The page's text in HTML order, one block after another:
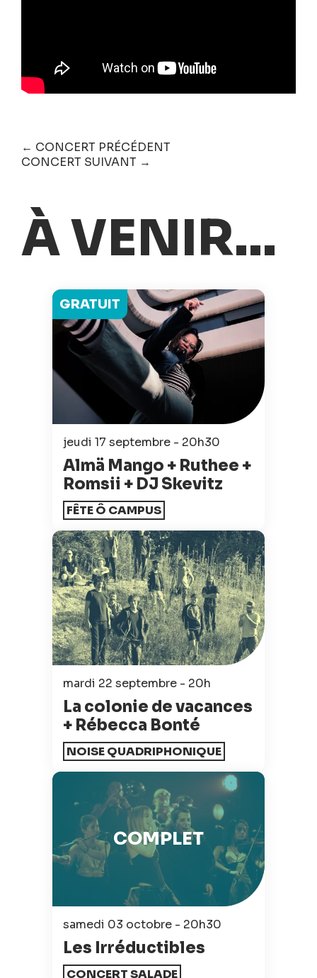
← CONCERT PRÉCÉDENT
CONCERT SUIVANT →
À VENIR...
jeudi 17 septembre - 20h30
Almä Mango + Ruthee +
Romsii + DJ Skevitz
FÊTE Ô CAMPUS
GRATUIT
mardi 22 septembre - 20h
La colonie de vacances
+ Rébecca Bonté
NOISE QUADRIPHONIQUE
samedi 03 octobre - 20h30
Les Irréductibles
CONCERT SALADE
COMPLET